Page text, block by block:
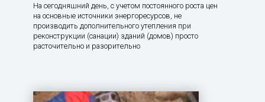
На сегодняшний день, с учетом постоянного роста цен
на основные источники энергоресурсов, не
производить дополнительного утепления при
реконструкции (санации) зданий (домов) просто
расточительно и разорительно